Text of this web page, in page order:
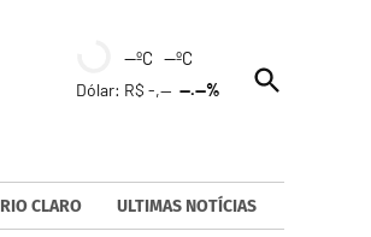
--ºC --ºC
Dólar: R$ -,----.--%
Open
Search
RIO CLARO ULTIMAS NOTÍCIAS